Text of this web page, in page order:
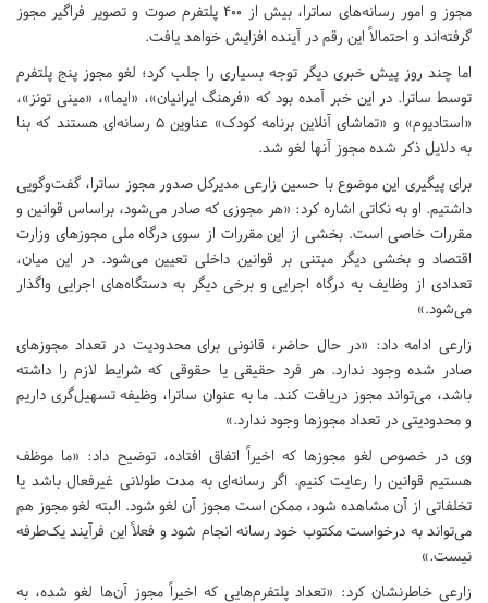
مجوز و امور رسانه‌های ساترا، بیش از 400 پلتفرم صوت و تصویر فراگیر مجوز
گرفته‌اند و احتمالاً این رقم در آینده افزایش خواهد یافت.
اما چند روز پیش خبری دیگر توجه بسیاری را جلب کرد؛ لغو مجوز پنج پلتفرم
توسط ساترا. در این خبر آمده بود که «فرهنگ ایرانیان»، «ایما»، «مینی تونز»،
«استادیوم» و «تماشای آنلاین برنامه کودک» عناوین 5 رسانه‌ای هستند که بنا
به دلایل ذکر شده مجوز آنها لغو شد.
برای پیگیری این موضوع با حسین زارعی مدیرکل صدور مجوز ساترا، گفت‌وگویی
داشتیم. او به نکاتی اشاره کرد: «هر مجوزی که صادر می‌شود، براساس قوانین و
مقررات خاصی است. بخشی از این مقررات از سوی درگاه ملی مجوزهای وزارت
اقتصاد و بخشی دیگر مبتنی بر قوانین داخلی تعیین می‌شود. در این میان،
تعدادی از وظایف به درگاه اجرایی و برخی دیگر به دستگاه‌های اجرایی واگذار
می‌شود.»
زارعی ادامه داد: «در حال حاضر، قانونی برای محدودیت در تعداد مجوزهای
صادر شده وجود ندارد. هر فرد حقیقی یا حقوقی که شرایط لازم را داشته
باشد، می‌تواند مجوز دریافت کند. ما به عنوان ساترا، وظیفه تسهیل‌گری داریم
و محدودیتی در تعداد مجوزها وجود ندارد.»
وی در خصوص لغو مجوزها که اخیراً اتفاق افتاده، توضیح داد: «ما موظف
هستیم قوانین را رعایت کنیم. اگر رسانه‌ای به مدت طولانی غیرفعال باشد یا
تخلفاتی از آن مشاهده شود، ممکن است مجوز آن لغو شود. البته لغو مجوز هم
می‌تواند به درخواست مکتوب خود رسانه انجام شود و فعلاً این فرآیند یک‌طرفه
نیست.»
زارعی خاطرنشان کرد: «تعداد پلتفرم‌هایی که اخیراً مجوز آن‌ها لغو شده، به